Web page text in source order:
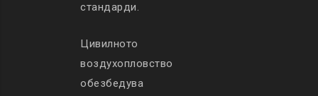
стандарди.
Цивилното
воздухопловство
обезбедува